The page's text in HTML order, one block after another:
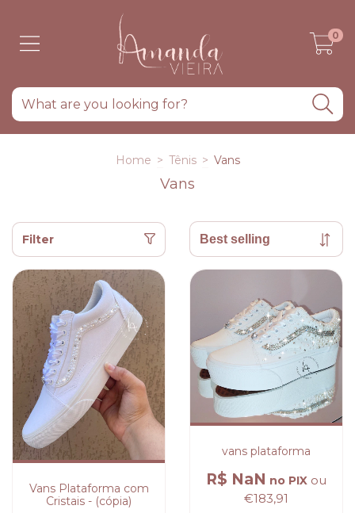
0
Home > Tênis > Vans
Vans
Filter
Vans Plataforma com
Cristais - (cópia)
vans plataforma
R$ NaN no PIX ou
€183,91